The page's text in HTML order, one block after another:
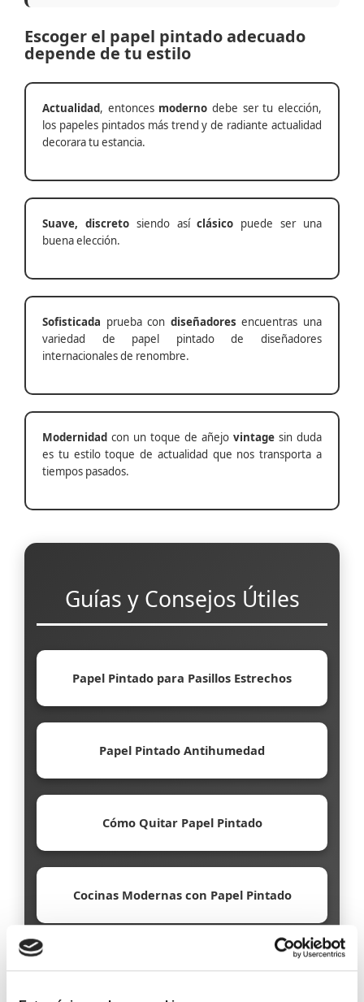
Escoger el papel pintado adecuado
depende de tu estilo
Actualidad, entonces moderno debe ser tu elección,
los papeles pintados más trend y de radiante actualidad
decorara tu estancia.
Suave, discretosiendo asíclásico puede ser una
buena elección.
Sofisticada prueba con diseñadores encuentras una
variedad de papel pintado de diseñadores
internacionales de renombre.
Modernidad con un toque de añejo vintage sin duda
es tu estilo toque de actualidad que nos transporta a
tiempos pasados.
Guías y Consejos Útiles
Papel Pintado para Pasillos Estrechos
Papel Pintado Antihumedad
Cómo Quitar Papel Pintado
Cocinas Modernas con Papel Pintado
Papel Pintado Ecológico